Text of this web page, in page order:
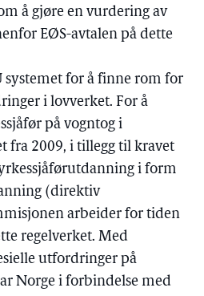
å gjøre en vurdering av
EØS-avtalen på dette
systemet for å finne rom for
i lovverket. For å
på vogntog i
fra 2009, i tillegg til kravet
i form
(direktiv
arbeider for tiden
regelverket. Med
utfordringer på
Norge i forbindelse med